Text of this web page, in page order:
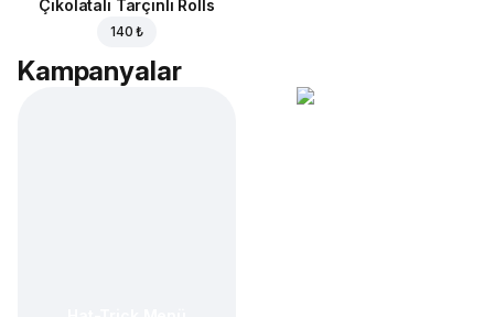
Çikolatalı Tarçınlı Rolls
140 ₺
Kampanyalar